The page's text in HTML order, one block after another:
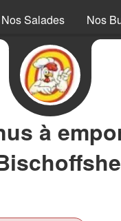
Nos Salades Nos
à